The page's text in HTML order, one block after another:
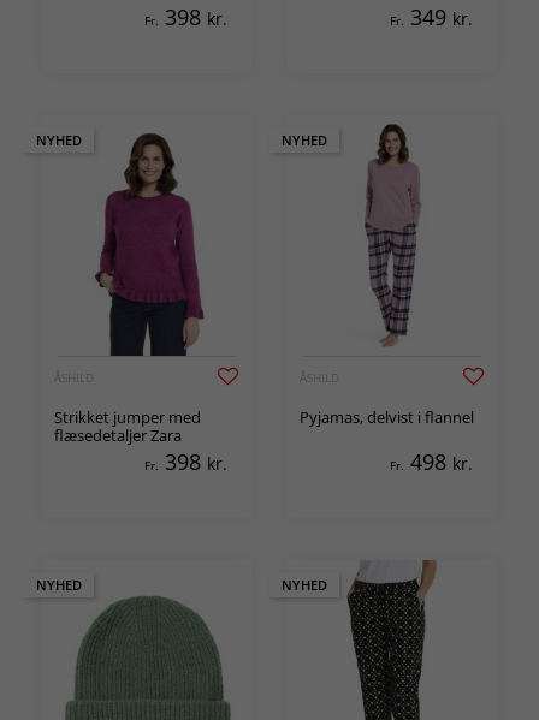
Fr. 398 kr. Fr. 349 kr.
NYHED
ÅSHILD
Strikket jumper med
flæsedetaljer Zara
Fr. 398 kr.
NYHED
ÅSHILD
Pyjamas, delvist i flannel
Fr. 498 kr.
NYHED NYHED